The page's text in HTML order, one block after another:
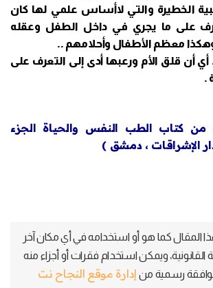
الخطيرة والتي لاأساس علمي لها كان
على ما يجري في داخل الطفل وعقله
معظم الأطفال وأحلامهم ..
أن قلق الأم ورعبها أدى إلى التعرف على
.
كتاب الطب النفس والحياة الجزء
المقال كما هو أو استخدامه في أي مكان آخر
ويمكن استخدام فقرات أو أجزاء منه
رسمية من إدارة موقع النجاح نت